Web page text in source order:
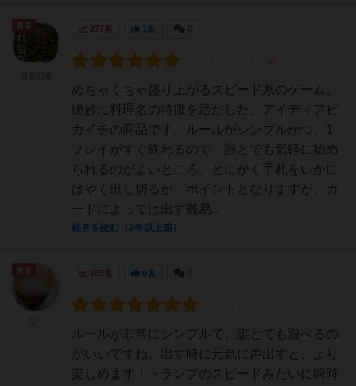
277名 1名
めちゃくちゃ盛り上がるスピード系のゲーム。
絶妙に料理名の特徴を活かした、アイディアピ
カイチの商品です。ルールがシンプルかつ、1
プレイがすぐ終わるので、誰とでも気軽に始め
られるのがよいところ。とにかく手札をいかに
はやく出し切るか…ポイントとなりますが、カ
ードによっては出す難易...
続きを読む（2年以上前）
勇者
183名 0名
ルールが非常にシンプルで、誰とでも遊べるの
がいいですね。出す時に元気に声出すと、より
楽しめます！トランプのスピードみたいに瞬時
勇者